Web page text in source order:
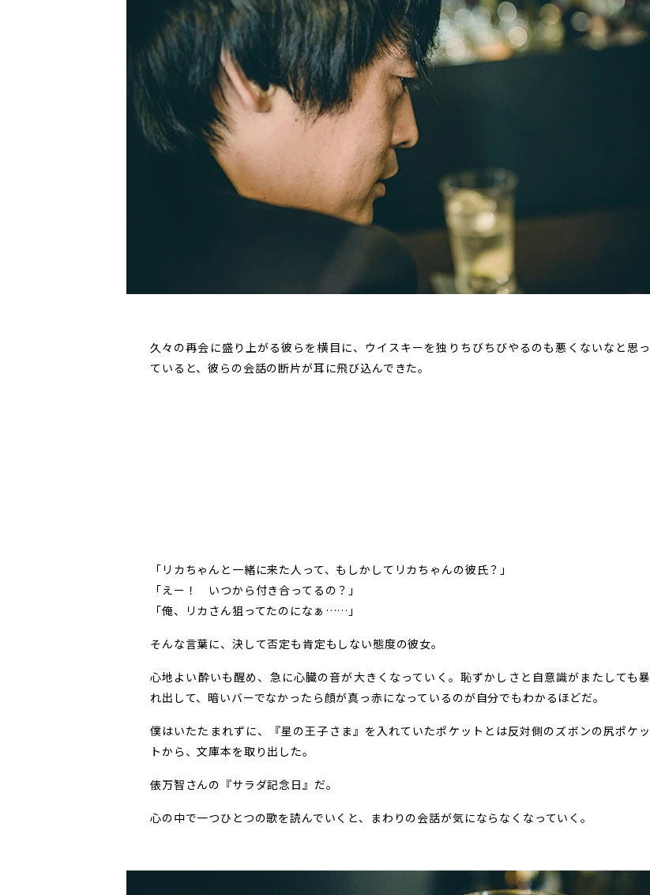
久々の再会に盛り上がる彼らを横目に、ウイスキーを独りちびちびやるのも悪くないなと思っ
ていると、彼らの会話の断片が耳に飛び込んできた。
「リカちゃんと一緒に来た人って、もしかしてリカちゃんの彼氏？」
「えー！ いつから付き合ってるの？」
「俺、リカさん狙ってたのになぁ……」
そんな言葉に、決して否定も肯定もしない態度の彼女。
心地よい酔いも醒め、急に心臓の音が大きくなっていく。恥ずかしさと自意識がまたしても暴
れ出して、暗いバーでなかったら顔が真っ赤になっているのが自分でもわかるほどだ。
僕はいたたまれずに、『星の王子さま』を入れていたポケットとは反対側のズボンの尻ポケッ
トから、文庫本を取り出した。
俵万智さんの『サラダ記念日』だ。
心の中で一つひとつの歌を読んでいくと、まわりの会話が気にならなくなっていく。